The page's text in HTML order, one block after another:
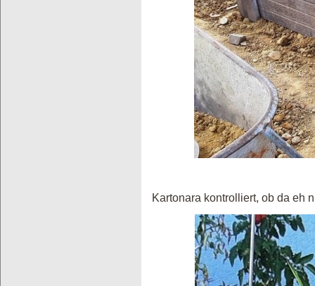
Kartonara kontrolliert, ob da eh